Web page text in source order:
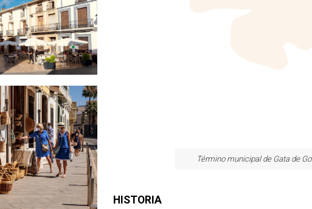
Término municipal de Gata de
HISTORIA